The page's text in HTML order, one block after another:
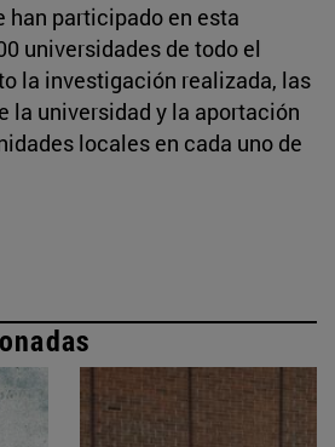
han participado en esta
universidades de todo el
la investigación realizada, las
la universidad y la aportación
locales en cada uno de